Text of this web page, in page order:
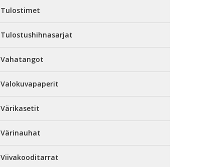
Tulostimet
Tulostushihnasarjat
Vahatangot
Valokuvapaperit
Värikasetit
Värinauhat
Viivakooditarrat